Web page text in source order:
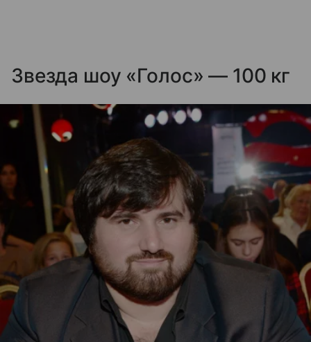
Звезда шоу «Голос» — 100 кг